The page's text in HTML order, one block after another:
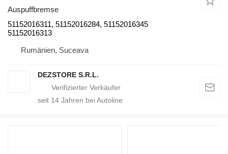
Auspuffbremse
51152016311, 51152016284, 51152016345
51152016313
Rumänien, Suceava
DEZSTORE S.R.L.
seit 14 Jahren bei Autoline